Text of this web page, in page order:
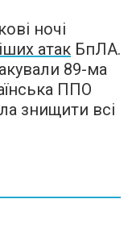
ночі
атак БпЛА.
89-ма
ППО
знищити всі